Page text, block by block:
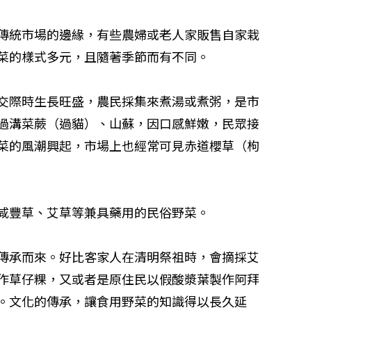
統市場的邊緣，有些農婦或老人家販售自家栽
樣式多元，且隨著季節而有不同。
時生長旺盛，農民採集來煮湯或煮粥，是市
菜蕨（過貓）、山蘇，因口感鮮嫩，民眾接
風潮興起，市場上也經常可見赤道櫻草（枸
草、艾草等兼具藥用的民俗野菜。
而來。好比客家人在清明祭祖時，會摘採艾
草仔粿，又或者是原住民以假酸漿葉製作阿拜
文化的傳承，讓食用野菜的知識得以長久延